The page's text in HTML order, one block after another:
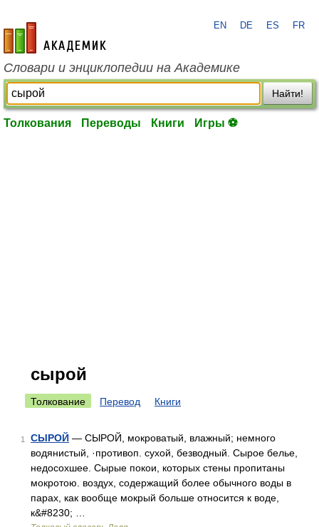
academic.ru
EN DE ES FR
Словари и энциклопедии на Академике
Найти!
Толкования Переводы Книги Игры ⚽
сырой
Толкование Перевод Книги
1 СЫРОЙ — СЫРОЙ, мокроватый, влажный; немного
водянистый, ·противоп. сухой, безводный. Сырое белье,
недосохшее. Сырые покои, которых стены пропитаны
мокротою. воздух, содержащий более обычного воды в
парах, как вообще мокрый больше относится к воде,
к&#8230; …